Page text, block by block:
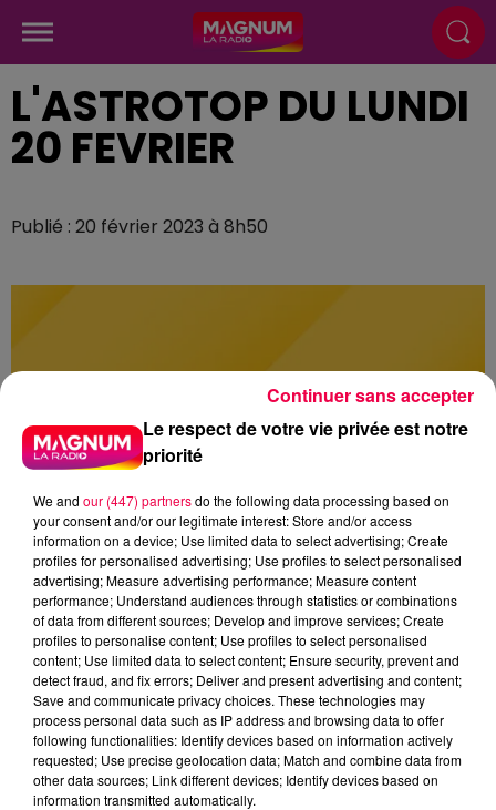
L'ASTROTOP DU LUNDI
20 FEVRIER
Publié : 20 février 2023 à 8h50
podcasts/2023/02/ASTROTOP-200223.mp3
Le respect de votre vie privée est notre
priorité
We and our (447) partnersdo the following data processing based on
your consent and/or our legitimate interest: Store and/or access
information on a device; Use limited data to select advertising; Create
profiles for personalised advertising; Use profiles to select personalised
advertising; Measure advertising performance; Measure content
performance; Understand audiences through statistics or combinations
of data from different sources; Develop and improve services; Create
profiles to personalise content; Use profiles to select personalised
content; Use limited data to select content; Ensure security, prevent and
detect fraud, and fix errors; Deliver and present advertising and content;
Save and communicate privacy choices. These technologies may
process personal data such as IP address and browsing data to offer
following functionalities: Identify devices based on information actively
requested; Use precise geolocation data; Match and combine data from
other data sources; Link different devices; Identify devices based on
information transmitted automatically.
Continuer sans accepter